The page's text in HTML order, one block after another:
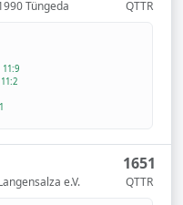
Tüngeda QTTR
11:9
11:2
e.V.
1651
QTTR